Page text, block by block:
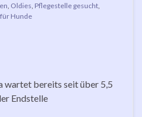
Oldies Pflegestelle gesucht
für Hunde
wartet bereits seit über 5,5
Endstelle